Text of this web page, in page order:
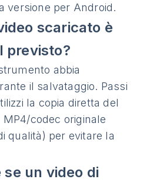
versione per Android.
scaricato è
previsto?
abbia
il salvataggio. Passi
la copia diretta del
codec originale
qualità) per evitare la
un video di